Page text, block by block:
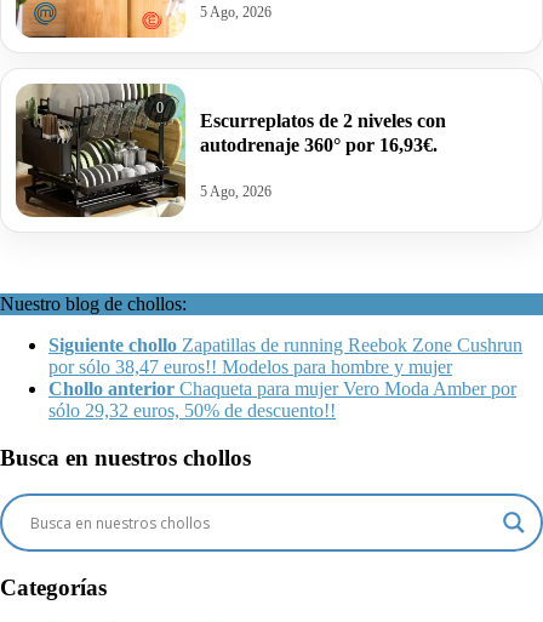
5 Ago, 2026
0
Escurreplatos de 2 niveles con
autodrenaje 360° por 16,93€.
5 Ago, 2026
Nuestro blog de chollos:
Siguiente chollo Zapatillas de running Reebok Zone Cushrun
por sólo 38,47 euros!! Modelos para hombre y mujer
Chollo anterior Chaqueta para mujer Vero Moda Amber por
sólo 29,32 euros, 50% de descuento!!
Busca en nuestros chollos
Categorías